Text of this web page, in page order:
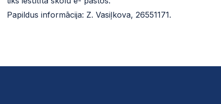
Papildus informācija: Z. Vasiļkova, 26551171.